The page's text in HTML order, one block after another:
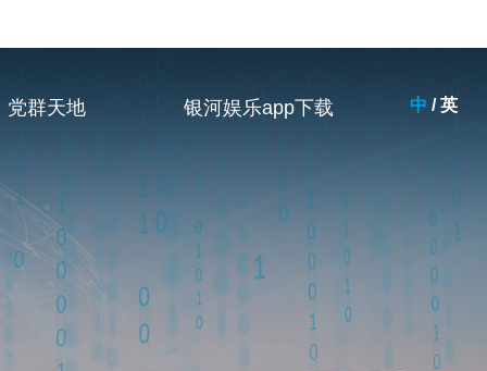
党群天地 银河娱乐app下载 中 /英